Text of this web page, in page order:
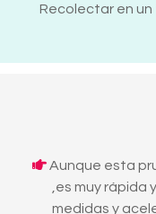
Recolectar en un
Aunque esta
,es muy rápida
medidas y